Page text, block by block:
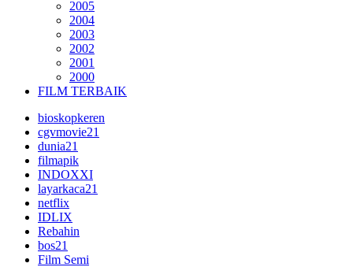
2005
2004
2003
2002
2001
2000
FILM TERBAIK
bioskopkeren
cgvmovie21
dunia21
filmapik
INDOXXI
layarkaca21
netflix
IDLIX
Rebahin
bos21
Film Semi